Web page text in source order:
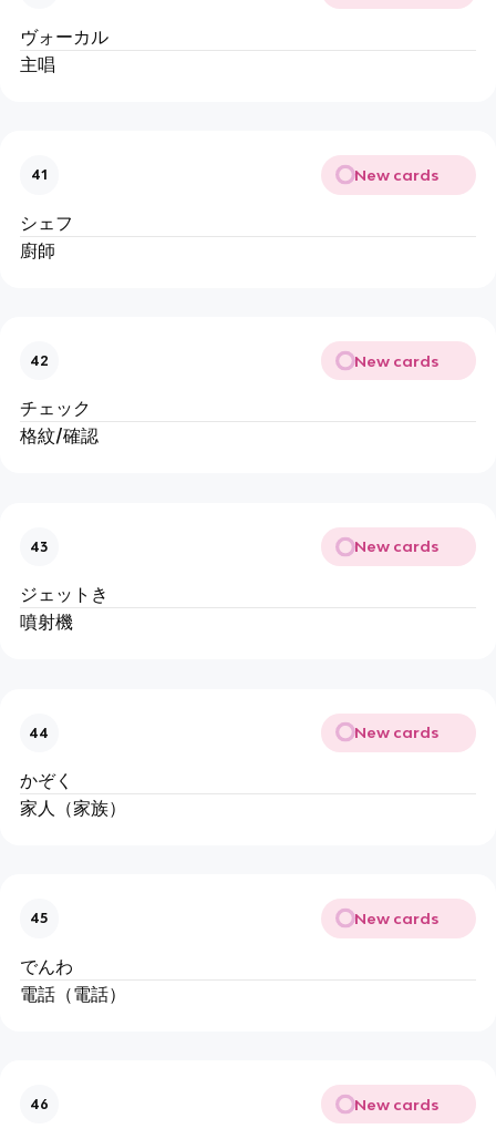
ヴォーカル
主唱
41 New cards
シェフ
廚師
42 New cards
チェック
格紋/確認
43 New cards
ジェットき
噴射機
44 New cards
かぞく
家人（家族）
45 New cards
でんわ
電話（電話）
46 New cards